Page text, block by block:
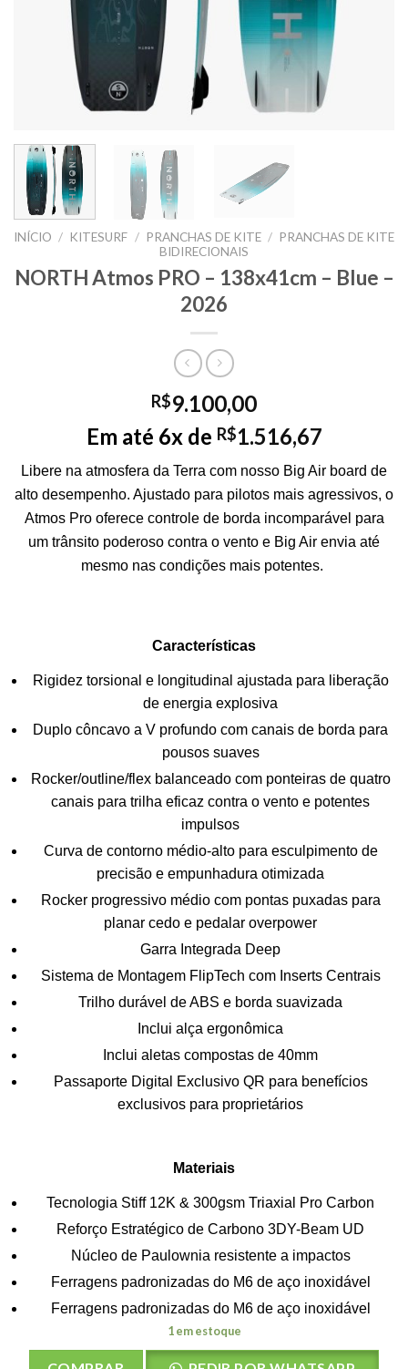
INÍCIO / KITESURF / PRANCHAS DE KITE / PRANCHAS DE KITE
BIDIRECIONAIS
NORTH Atmos PRO – 138x41cm – Blue –
2026
R$9.100,00
Em até 6x de R$1.516,67
Libere na atmosfera da Terra com nosso Big Air board de
alto desempenho. Ajustado para pilotos mais agressivos, o
Atmos Pro oferece controle de borda incomparável para
um trânsito poderoso contra o vento e Big Air envia até
mesmo nas condições mais potentes.
Características
Rigidez torsional e longitudinal ajustada para liberação
de energia explosiva
Duplo côncavo a V profundo com canais de borda para
pousos suaves
Rocker/outline/flex balanceado com ponteiras de quatro
canais para trilha eficaz contra o vento e potentes
impulsos
Curva de contorno médio-alto para esculpimento de
precisão e empunhadura otimizada
Rocker progressivo médio com pontas puxadas para
planar cedo e pedalar overpower
Garra Integrada Deep
Sistema de Montagem FlipTech com Inserts Centrais
Trilho durável de ABS e borda suavizada
Inclui alça ergonômica
Inclui aletas compostas de 40mm
Passaporte Digital Exclusivo QR para benefícios
exclusivos para proprietários
Materiais
Tecnologia Stiff 12K & 300gsm Triaxial Pro Carbon
Reforço Estratégico de Carbono 3DY-Beam UD
Núcleo de Paulownia resistente a impactos
Ferragens padronizadas do M6 de aço inoxidável
Ferragens padronizadas do M6 de aço inoxidável
1 em estoque